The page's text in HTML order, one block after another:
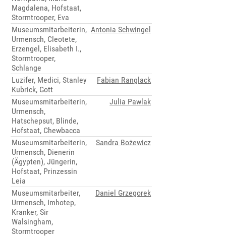
Magdalena, Hofstaat,
Stormtrooper, Eva
Museumsmitarbeiterin,
Urmensch, Cleotete,
Erzengel, Elisabeth I.,
Stormtrooper,
Schlange
Antonia Schwingel
Luzifer, Medici, Stanley
Kubrick, Gott
Fabian Ranglack
Museumsmitarbeiterin,
Urmensch,
Hatschepsut, Blinde,
Hofstaat, Chewbacca
Julia Pawlak
Museumsmitarbeiterin,
Urmensch, Dienerin
(Ägypten), Jüngerin,
Hofstaat, Prinzessin
Leia
Sandra Bożewicz
Museumsmitarbeiter,
Urmensch, Imhotep,
Kranker, Sir
Walsingham,
Stormtrooper
Daniel Grzegorek